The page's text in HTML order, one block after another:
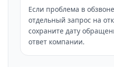
Если проблема в
отдельный запрос на
сохраните дату
ответ компании.